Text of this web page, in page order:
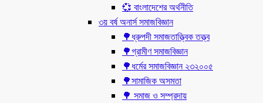
💞 বাংলাদেশের অর্থনীতি
৩য় বর্ষ অনার্স সমাজবিজ্ঞান
🌳ধ্রুপদী সমাজতাত্ত্বিক তত্ত্ব
🌳গ্রামীণ সমাজবিজ্ঞান
🌳ধর্মের সমাজবিজ্ঞান ২৩২০০৫
🌳সামাজিক অসমতা
🌳 সমাজ ও সম্প্রদায়